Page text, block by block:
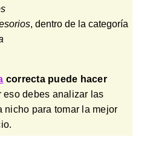
, dentro de la categoría
correcta puede hacer
eso debes analizar las
nicho para tomar la mejor